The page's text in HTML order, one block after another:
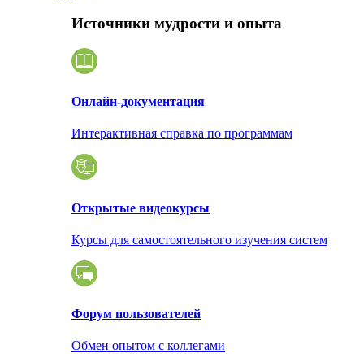
Источники мудрости и опыта
Онлайн-документация
Интерактивная справка по программам
Открытые видеокурсы
Курсы для самостоятельного изучения систем
Форум пользователей
Обмен опытом с коллегами